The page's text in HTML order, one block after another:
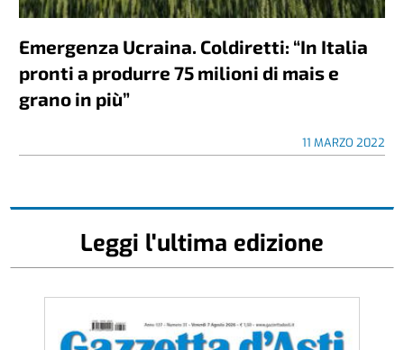
Emergenza Ucraina. Coldiretti: “In Italia
pronti a produrre 75 milioni di mais e
grano in più”
11 MARZO 2022
Leggi l'ultima edizione